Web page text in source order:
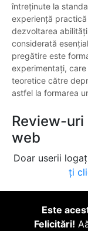
întreținute la
experiență
dezvoltarea
considerată
pregătire este
experimentați,
teoretice către
astfel la formarea
Review-
web
Doar userii
ți
Este
Felicitări!